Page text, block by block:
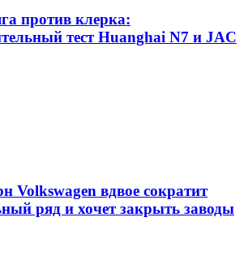
против клерка:
тест Huanghai N7 и JAC
Volkswagen вдвое сократит
ряд и хочет закрыть заводы